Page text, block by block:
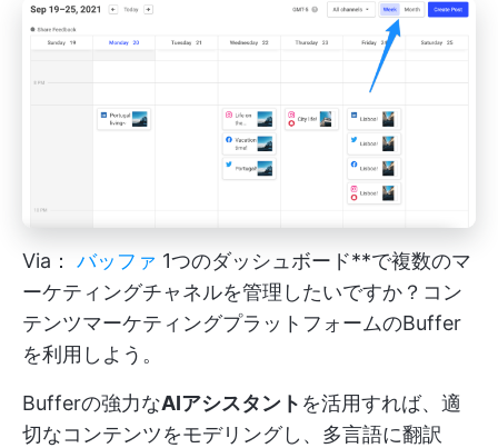
Via： バッファ 1つのダッシュボード**で複数のマ
ーケティングチャネルを管理したいですか？コン
テンツマーケティングプラットフォームのBuffer
を利用しよう。
Bufferの強力なAIアシスタント を活用すれば、適
切なコンテンツをモデリングし、多言語に翻訳